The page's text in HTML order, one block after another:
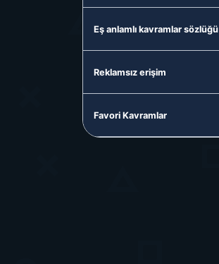
Eş anlamlı kavramlar sözlüğü
Reklamsız erişim
Favori Kavramlar